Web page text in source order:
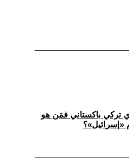
تركي باكستاني فمَن هو
«إسرائيل»؟